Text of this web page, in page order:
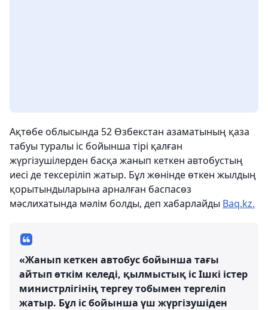
Ақтөбе облысында 52 Өзбекстан азаматының қаза
табуы туралы іс бойынша тірі қалған
жүргізушілерден басқа жанып кеткен автобустың
иесі де тексеріліп жатыр. Бұл жөнінде өткен жылдың
қорытындыларына арналған баспасөз
мәслихатында мәлім болды, деп хабарлайды Baq.kz.
«Жанып кеткен автобус бойынша тағы
айтып өткім келеді, қылмыстық іс Ішкі істер
министрлігінің тергеу тобымен тергеліп
жатыр. Бұл іс бойынша үш жүргізушіден